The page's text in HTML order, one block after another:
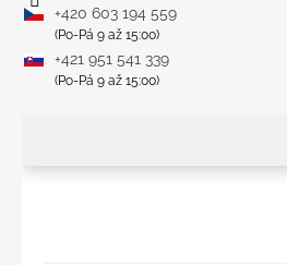
+420 603 194 559
(Po-Pá 9 až 15:00)
+421 951 541 339
(Po-Pá 9 až 15:00)